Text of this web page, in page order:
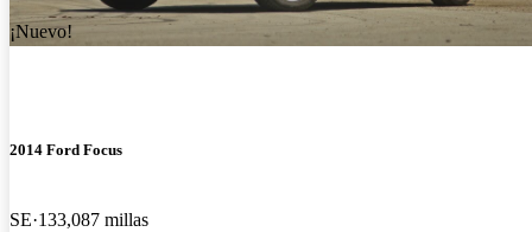
¡Nuevo!
2014 Ford Focus
SE 133,087 millas